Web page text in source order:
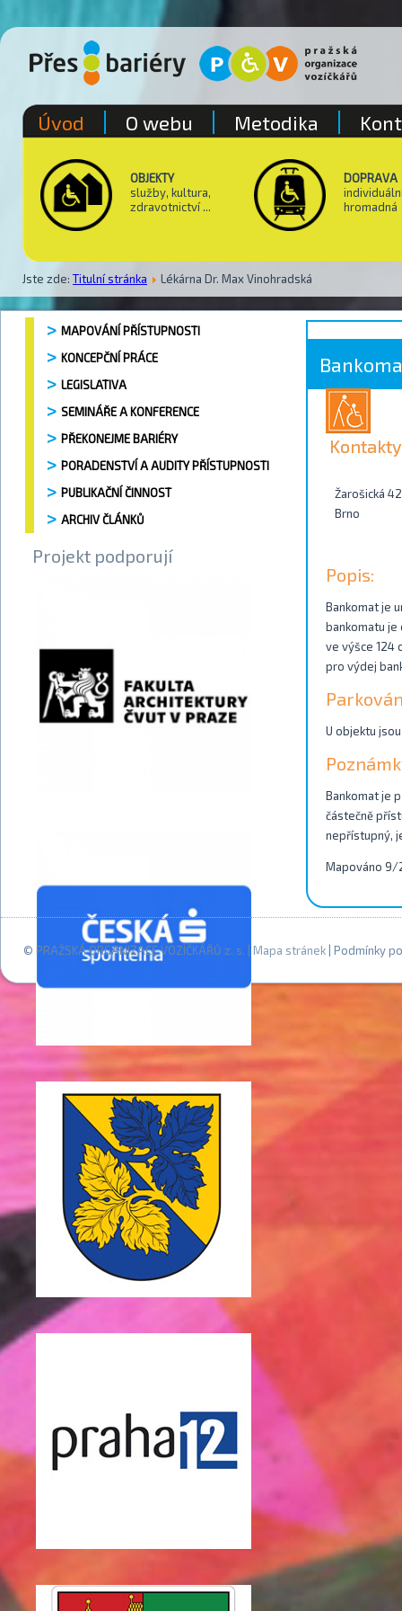
OBJEKTY
služby, kultura,
zdravotnictví ...
DOPRAVA
hromadná
Jste zde: Titulní stránka Lékárna Dr. Max Vinohradská
Úvod O webu Metodika
MAPOVÁNÍ PŘÍSTUPNOSTI
KONCEPČNÍ PRÁCE
LEGISLATIVA
SEMINÁŘE A KONFERENCE
PŘEKONEJME BARIÉRY
PORADENSTVÍ A AUDITY PŘÍSTUPNOSTI
PUBLIKAČNÍ ČINNOST
ARCHIV ČLÁNKŮ
Projekt podporují
Kontakty
Žarošická
Brno
Popis:
Bankomat je
bankomatu
ve výšce 124
pro výdej
U objektu
Bankomat je
částečně
nepřístupný,
Mapováno 9/
© PRAŽSKÁ ORGANIZACE VOZÍČKÁŘŮ z. s. | Mapa stránek | Podmínky